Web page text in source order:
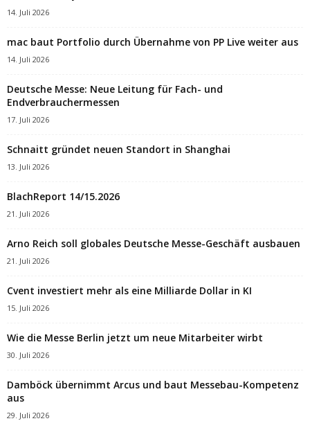
14. Juli 2026
mac baut Portfolio durch Übernahme von PP Live weiter aus
14. Juli 2026
Deutsche Messe: Neue Leitung für Fach- und
Endverbrauchermessen
17. Juli 2026
Schnaitt gründet neuen Standort in Shanghai
13. Juli 2026
BlachReport 14/15.2026
21. Juli 2026
Arno Reich soll globales Deutsche Messe-Geschäft ausbauen
21. Juli 2026
Cvent investiert mehr als eine Milliarde Dollar in KI
15. Juli 2026
Wie die Messe Berlin jetzt um neue Mitarbeiter wirbt
30. Juli 2026
Damböck übernimmt Arcus und baut Messebau-Kompetenz
aus
29. Juli 2026